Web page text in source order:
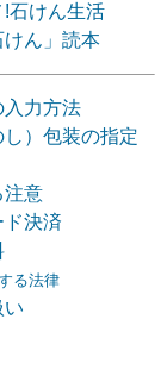
!石けん生活
ん」読本
入力方法
）包装の指定
注意
ド決済
る法律
い